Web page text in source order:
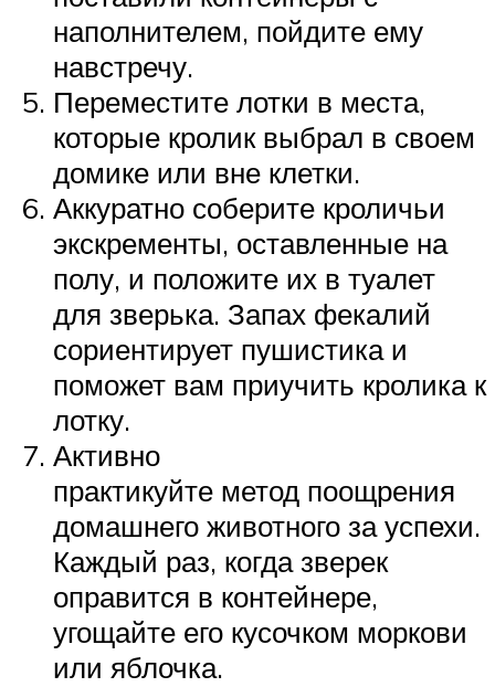
наполнителем, пойдите ему
навстречу.
Переместите лотки в места,
которые кролик выбрал в своем
домике или вне клетки.
Аккуратно соберите кроличьи
экскременты, оставленные на
полу, и положите их в туалет
для зверька. Запах фекалий
сориентирует пушистика и
поможет вам приучить кролика к
лотку.
Активно
практикуйте метод поощрения
домашнего животного за успехи.
Каждый раз, когда зверек
оправится в контейнере,
угощайте его кусочком моркови
или яблочка.